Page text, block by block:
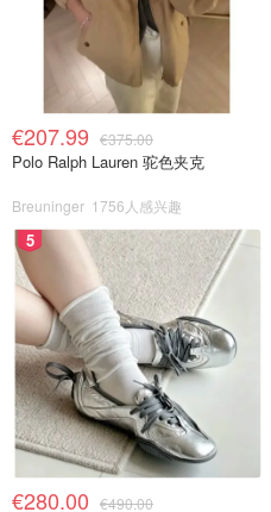
€207.99 €375.00
Polo Ralph Lauren 驼色夹克
Breuninger 1756人感兴趣
5
€280.00 €490.00